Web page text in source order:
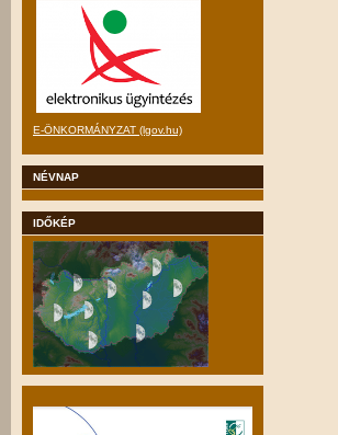
E-ÖNKORMÁNYZAT (lgov.hu)
NÉVNAP
IDŐKÉP